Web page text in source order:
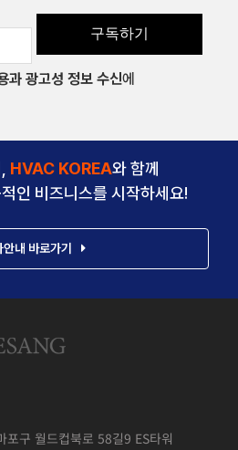
구독하기
과 광고성 정보 수신에
HVAC KOREA와 함께
인 비즈니스를 시작하세요!
안내 바로가기
포구 월드컵북로 58길9 ES타워